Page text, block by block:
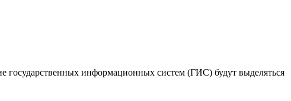
государственных информационных систем (ГИС) будут выделяться